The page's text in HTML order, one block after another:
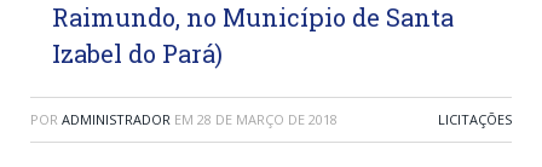
Raimundo, no Município de Santa
Izabel do Pará)
POR ADMINISTRADOR EM 28 DE MARÇO DE 2018 LICITAÇÕES